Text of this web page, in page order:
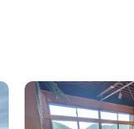
沼津C邸
静岡県 ゲストハウス